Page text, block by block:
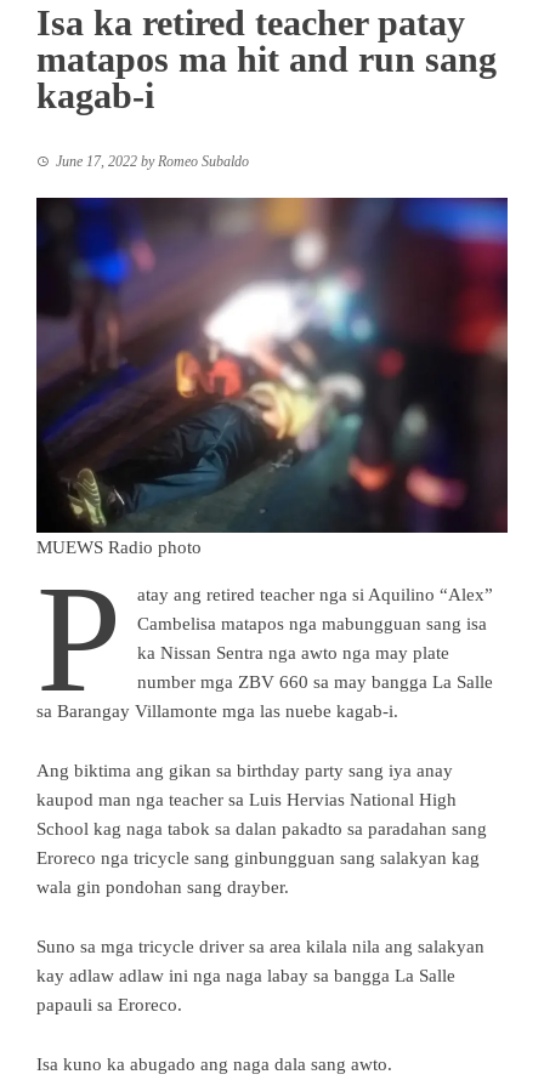
Isa ka retired teacher patay
matapos ma hit and run sang
kagab-i
June 17, 2022 by Romeo Subaldo
MUEWS Radio photo
P
atay ang retired teacher nga si Aquilino “Alex”
Cambelisa matapos nga mabungguan sang isa
ka Nissan Sentra nga awto nga may plate
number mga ZBV 660 sa may bangga La Salle
sa Barangay Villamonte mga las nuebe kagab-i.
Ang biktima ang gikan sa birthday party sang iya anay
kaupod man nga teacher sa Luis Hervias National High
School kag naga tabok sa dalan pakadto sa paradahan sang
Eroreco nga tricycle sang ginbungguan sang salakyan kag
wala gin pondohan sang drayber.
Suno sa mga tricycle driver sa area kilala nila ang salakyan
kay adlaw adlaw ini nga naga labay sa bangga La Salle
papauli sa Eroreco.
Isa kuno ka abugado ang naga dala sang awto.